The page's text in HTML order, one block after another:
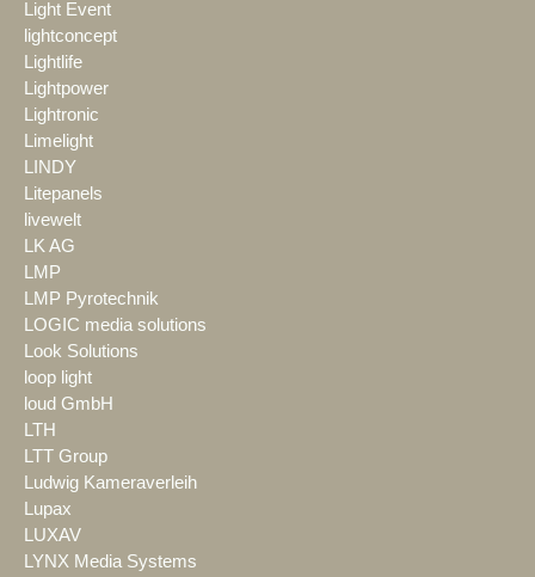
Light Event
lightconcept
Lightlife
Lightpower
Lightronic
Limelight
LINDY
Litepanels
livewelt
LK AG
LMP
LMP Pyrotechnik
LOGIC media solutions
Look Solutions
loop light
loud GmbH
LTH
LTT Group
Ludwig Kameraverleih
Lupax
LUXAV
LYNX Media Systems